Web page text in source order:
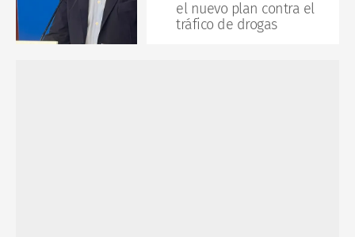
el nuevo plan contra el
tráfico de drogas